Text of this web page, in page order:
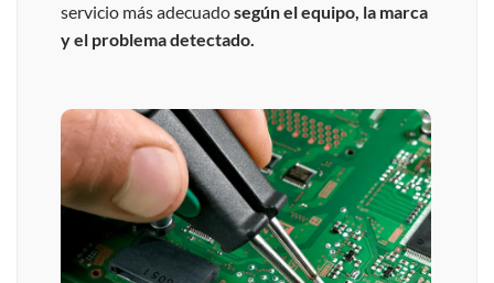
servicio más adecuadosegún el equipo, la marca
y el problema detectado.